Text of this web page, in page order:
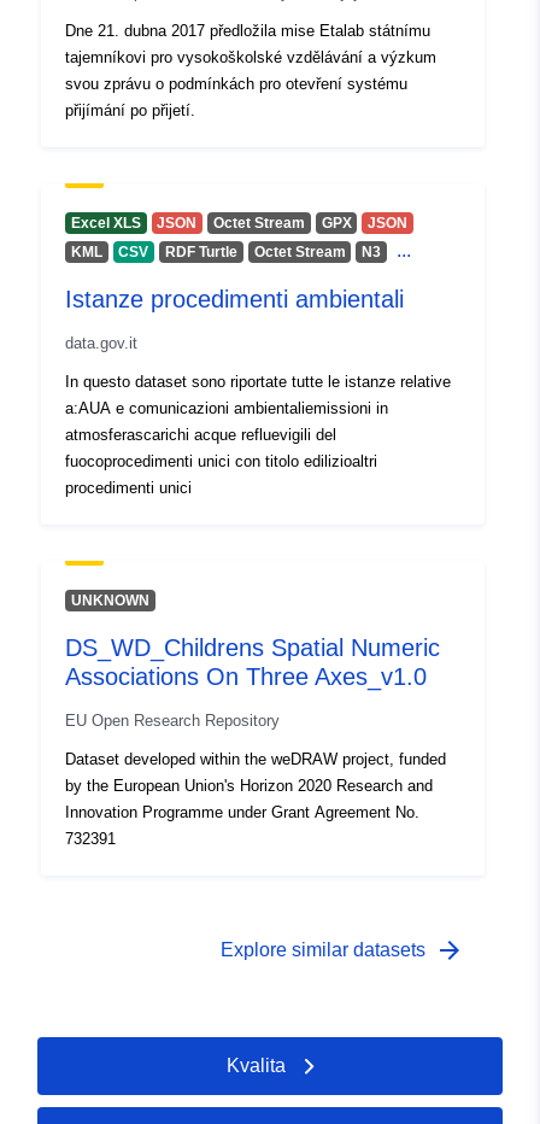
uriRef:
http://data.europa.eu/88u/dataset/
69e3-d362-9346-d72d094af2a2
Dne 21. dubna 2017 předložila mise Etalab státnímu
tajemníkovi pro vysokoškolské vzdělávání a výzkum
svou zprávu o podmínkách pro otevření systému
přijímání po přijetí.
Excel XLS JSON Octet Stream GPX
JSON
KML
CSV RDF Turtle Octet Stream N3 ...
Istanze procedimenti ambientali
data.gov.it
In questo dataset sono riportate tutte le istanze relative
a:AUA e comunicazioni ambientaliemissioni in
atmosferascarichi acque refluevigili del
fuocoprocedimenti unici con titolo edilizioaltri
procedimenti unici
UNKNOWN
DS_WD_Childrens Spatial Numeric
Associations On Three Axes_v1.0
EU Open Research Repository
Dataset developed within the weDRAW project, funded
by the European Union's Horizon 2020 Research and
Innovation Programme under Grant Agreement No.
732391
Explore similar datasets arrow_forward
Kvalita